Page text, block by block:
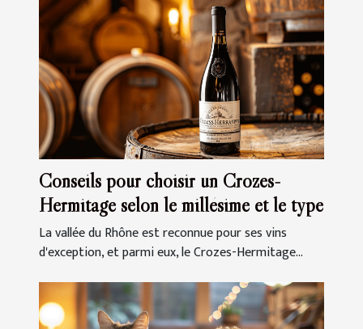
Conseils pour choisir un Crozes-
Hermitage selon le millésime et le type
La vallée du Rhône est reconnue pour ses vins
d'exception, et parmi eux, le Crozes-Hermitage...